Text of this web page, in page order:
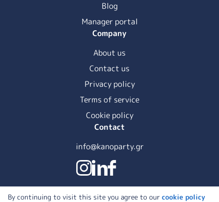
Blog
Manager portal
Company
About us
Contact us
Privacy policy
Terms of service
Cookie policy
Contact
info@kanoparty.gr
By continuing to visit this site you agree to our cookie policy